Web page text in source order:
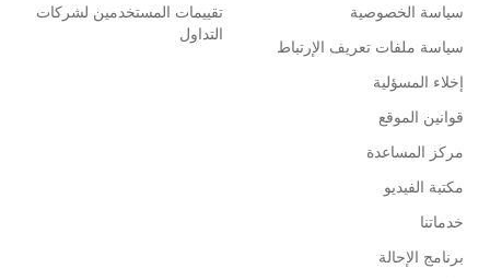
سياسة الخصوصية
سياسة ملفات تعريف الإرتباط
إخلاء المسؤلية
قوانين الموقع
مركز المساعدة
مكتبة الفيديو
خدماتنا
برنامج الإحالة
تقييمات المستخدمين لشركات
التداول